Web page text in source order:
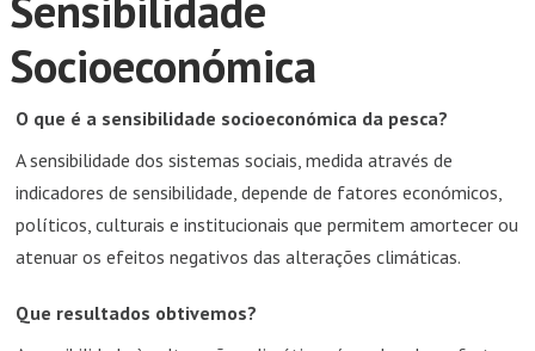
Socioeconómica
O que é a sensibilidade socioeconómica da pesca?
A sensibilidade dos sistemas sociais, medida através de
indicadores de sensibilidade, depende de fatores económicos,
políticos, culturais e institucionais que permitem amortecer ou
atenuar os efeitos negativos das alterações climáticas.
Que resultados obtivemos?